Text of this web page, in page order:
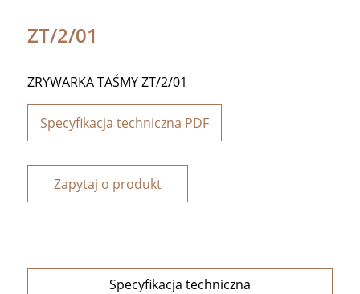
ZT/2/01
ZRYWARKA TAŚMY ZT/2/01
Specyfikacja techniczna PDF
Zapytaj o produkt
Specyfikacja techniczna